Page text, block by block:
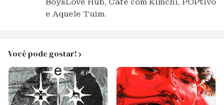
BoysLove Hub, Café com Kimchi, POPtivo
e Aquele Tuim.
Você pode gostar!